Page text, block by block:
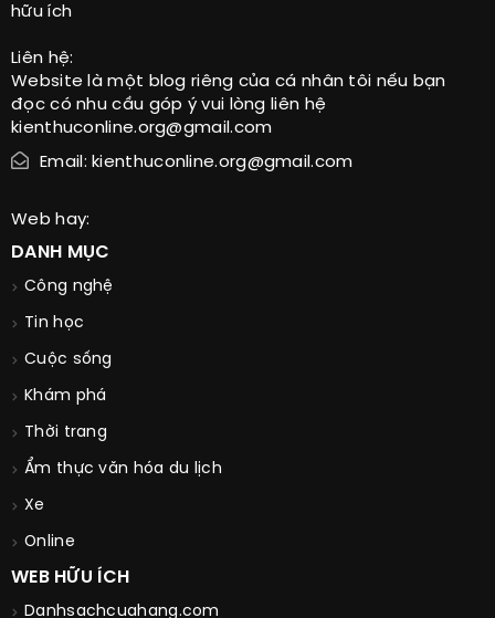
hữu ích
Liên hệ:
Website là một blog riêng của cá nhân tôi nếu bạn
đọc có nhu cầu góp ý vui lòng liên hệ
kienthuconline.org@gmail.com
Email: kienthuconline.org@gmail.com
Web hay:
DANH MỤC
Công nghệ
Tin học
Cuộc sống
Khám phá
Thời trang
Ẩm thực văn hóa du lịch
Xe
Online
WEB HỮU ÍCH
Danhsachcuahang.com